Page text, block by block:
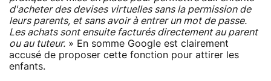
d'acheter des devises virtuelles sans la permission de
leurs parents, et sans avoir à entrer un mot de passe.
Les achats sont ensuite facturés directement au parent
ou au tuteur. » En somme Google est clairement
accusé de proposer cette fonction pour attirer les
enfants.